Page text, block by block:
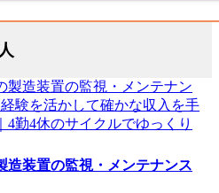
造装置の監視・メンテナンス